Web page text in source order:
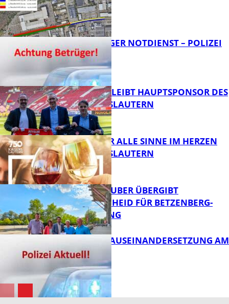
FB News
FB News
FRAGWÜRDIGER NOTDIENST – POLIZEI
WARNT
FB News
NOVOLINE BLEIBT HAUPTSPONSOR DES
1. FC KAISERSLAUTERN
FB Kultur
GENÜSSE FÜR ALLE SINNE IM HERZEN
VON KAISERSLAUTERN
MINISTER TEUBER ÜBERGIBT
FÖRDERBESCHEID FÜR BETZENBERG-
ENTWICKLUNG
HANDFESTE AUSEINANDERSETZUNG AM
PFAFFPLATZ